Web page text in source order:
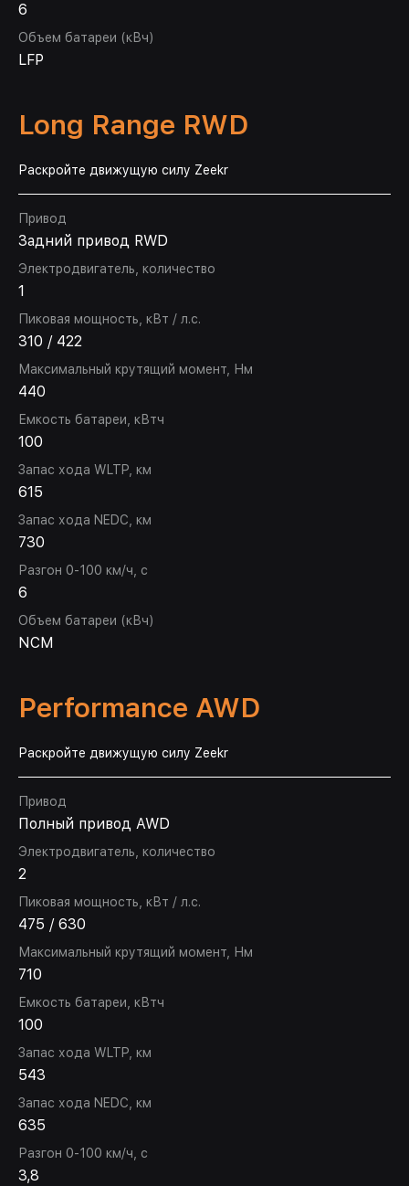
6
Объем батареи (кВч)
LFP
Long Range RWD
Раскройте движущую силу Zeekr
Привод
Задний привод RWD
Электродвигатель, количество
1
Пиковая мощность, кВт / л.с.
310 / 422
Максимальный крутящий момент, Нм
440
Емкость батареи, кВтч
100
Запас хода WLTP, км
615
Запас хода NEDC, км
730
Разгон 0-100 км/ч, с
6
Объем батареи (кВч)
NCM
Performance AWD
Раскройте движущую силу Zeekr
Привод
Полный привод AWD
Электродвигатель, количество
2
Пиковая мощность, кВт / л.с.
475 / 630
Максимальный крутящий момент, Нм
710
Емкость батареи, кВтч
100
Запас хода WLTP, км
543
Запас хода NEDC, км
635
Разгон 0-100 км/ч, с
3,8